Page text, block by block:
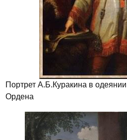
Портрет А.Б.Куракина в
Ордена